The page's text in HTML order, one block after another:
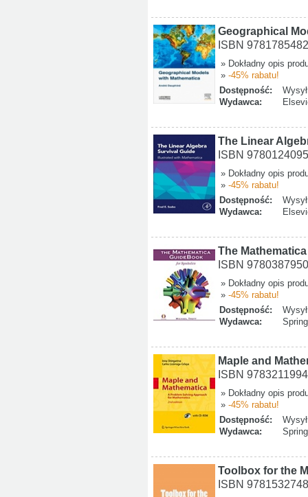
Geographical
ISBN
» Dokładny opis
» -45% rabatu!
Dostępność:
Wydawca:
The Linear
ISBN
» Dokładny opis
» -45% rabatu!
Dostępność:
Wydawca:
The
ISBN
» Dokładny opis
» -45% rabatu!
Dostępność:
Wydawca:
Maple and
ISBN
» Dokładny opis
» -45% rabatu!
Dostępność:
Wydawca:
Toolbox for the
ISBN